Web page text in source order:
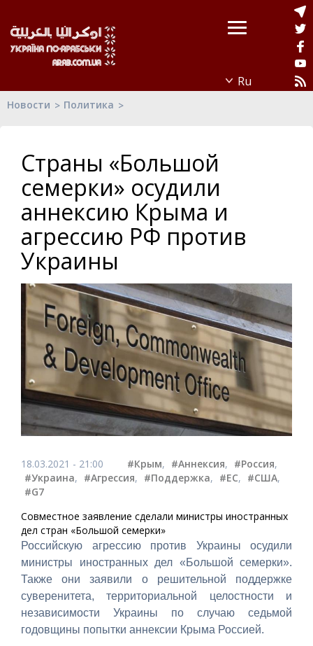
Новости Политика
Страны «Большой
семерки» осудили
аннексию Крыма и
агрессию РФ против
Украины
18.03.2021 - 21:00 #Крым, #Аннексия, #Россия,
#Украина, #Агрессия, #Поддержка, #ЕС, #США,
#G7
Совместное заявление сделали министры иностранных
дел стран «Большой семерки»
Российскую агрессию против Украины осудили
министры иностранных дел «Большой семерки».
Также они заявили о решительной поддержке
суверенитета, территориальной целостности и
независимости Украины по случаю седьмой
годовщины попытки аннексии Крыма Россией.